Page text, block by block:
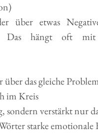
über etwas
Das hängt oft
das gleiche
im Kreis
sondern verstärkt nur
starke emotionale